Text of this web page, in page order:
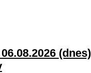
(dnes)